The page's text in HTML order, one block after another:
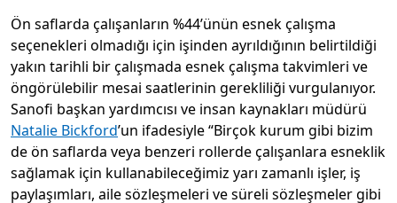
Ön saflarda çalışanların %44’ünün esnek çalışma
seçenekleri olmadığı için işinden ayrıldığının belirtildiği
yakın tarihli bir çalışmada esnek çalışma takvimleri ve
öngörülebilir mesai saatlerinin gerekliliği vurgulanıyor.
Sanofi başkan yardımcısı ve insan kaynakları müdürü
Natalie Bickford’un ifadesiyle “Birçok kurum gibi bizim
de ön saflarda veya benzeri rollerde çalışanlara esneklik
sağlamak için kullanabileceğimiz yarı zamanlı işler, iş
paylaşımları, aile sözleşmeleri ve süreli sözleşmeler gibi